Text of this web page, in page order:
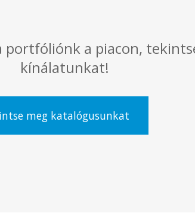
portfóliónk a piacon,
kínálatunkat!
meg katalógusunkat